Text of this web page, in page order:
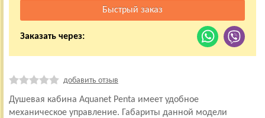
Заказать через:
добавить отзыв
Душевая кабина Aquanet Penta имеет удобное
механическое управление. Габариты данной модели